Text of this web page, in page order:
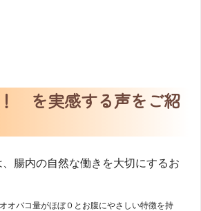
を実感する声をご紹
腸内の自然な働きを大切にするお
オバコ量がほぼ０とお腹にやさしい特徴を持